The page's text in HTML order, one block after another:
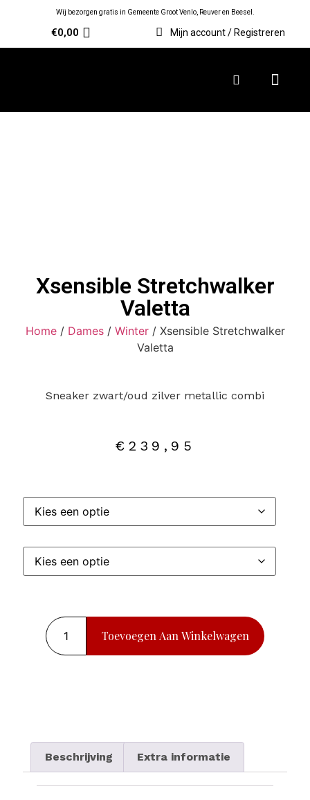
Wij bezorgen gratis in Gemeente Groot Venlo, Reuver en Beesel.
€0,00 Mijn account / Registreren
Xsensible Stretchwalker
Valetta
Home/ Dames/ Winter/ Xsensible Stretchwalker
Valetta
Sneaker zwart/oud zilver metallic combi
€ 239,95
Toevoegen Aan Winkelwagen
Beschrijving Extra informatie